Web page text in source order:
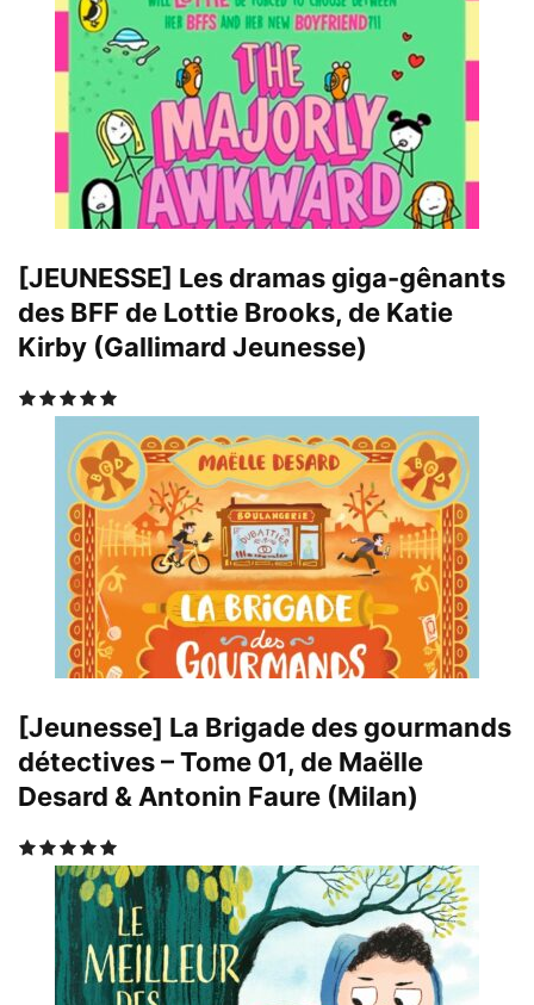
[JEUNESSE] Les dramas giga-gênants
des BFF de Lottie Brooks, de Katie
Kirby (Gallimard Jeunesse)
[Jeunesse] La Brigade des gourmands
détectives – Tome 01, de Maëlle
Desard & Antonin Faure (Milan)